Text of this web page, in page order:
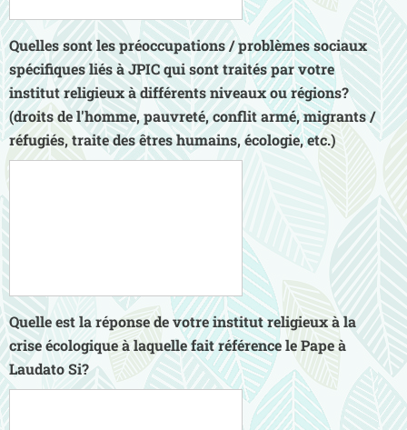
Quelles sont les préoccupations / problèmes sociaux
spécifiques liés à JPIC qui sont traités par votre
institut religieux à différents niveaux ou régions?
(droits de l'homme, pauvreté, conflit armé, migrants /
réfugiés, traite des êtres humains, écologie, etc.)
Quelle est la réponse de votre institut religieux à la
crise écologique à laquelle fait référence le Pape à
Laudato Si?